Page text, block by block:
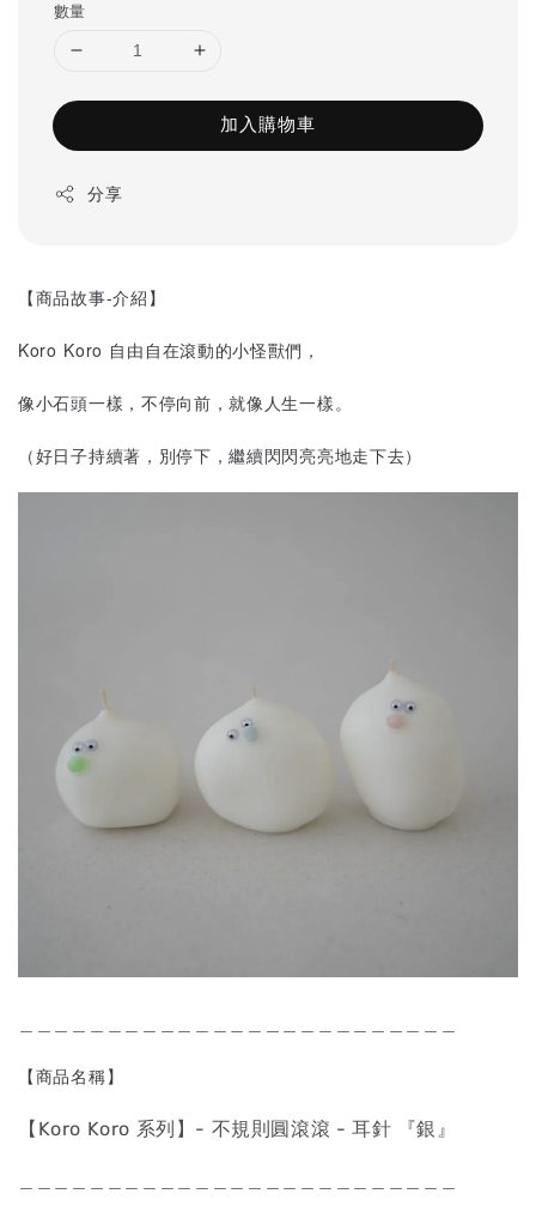
數量
加入購物車
分享
【商品故事-介紹】
Koro Koro 自由自在滾動的小怪獸們，
像小石頭一樣，不停向前，就像人生一樣。
（好日子持續著，別停下，繼續閃閃亮亮地走下去）
【商品名稱】
【Koro Koro 系列】- 不規則圓滾滾 - 耳針 『銀』